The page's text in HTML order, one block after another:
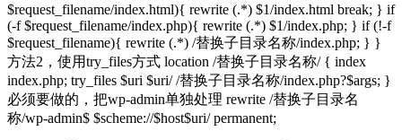
$request_filename/index.html){ rewrite (.*) $1/index.html break; } if
(-f $request_filename/index.php){ rewrite (.*) $1/index.php; } if (!-f
$request_filename){ rewrite (.*) /替换子目录名称/index.php; } }
方法2，使用try_files方式 location /替换子目录名称/ { index
index.php; try_files $uri $uri/ /替换子目录名称/index.php?$args; }
必须要做的，把wp-admin单独处理 rewrite /替换子目录名
称/wp-admin$ $scheme://$host$uri/ permanent;